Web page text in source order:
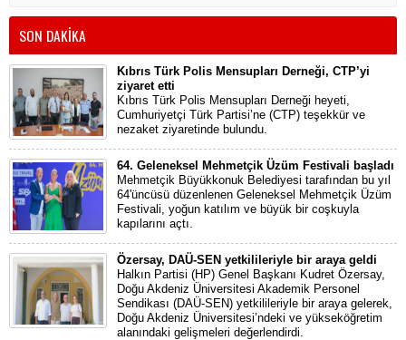
SON DAKİKA
Kıbrıs Türk Polis Mensupları Derneği, CTP’yi
ziyaret etti
Kıbrıs Türk Polis Mensupları Derneği heyeti,
Cumhuriyetçi Türk Partisi’ne (CTP) teşekkür ve
nezaket ziyaretinde bulundu.
64. Geleneksel Mehmetçik Üzüm Festivali başladı
Mehmetçik Büyükkonuk Belediyesi tarafından bu yıl
64'üncüsü düzenlenen Geleneksel Mehmetçik Üzüm
Festivali, yoğun katılım ve büyük bir coşkuyla
kapılarını açtı.
Özersay, DAÜ-SEN yetkilileriyle bir araya geldi
Halkın Partisi (HP) Genel Başkanı Kudret Özersay,
Doğu Akdeniz Üniversitesi Akademik Personel
Sendikası (DAÜ-SEN) yetkilileriyle bir araya gelerek,
Doğu Akdeniz Üniversitesi’ndeki ve yükseköğretim
alanındaki gelişmeleri değerlendirdi.